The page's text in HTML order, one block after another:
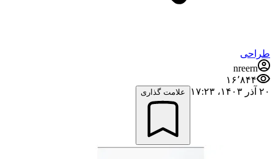
طراحی
nreern
۱۶٬۸۴۴
۲۰ آذر ۱۴۰۳،‏ ۱۷:۲۳
علامت گذاری